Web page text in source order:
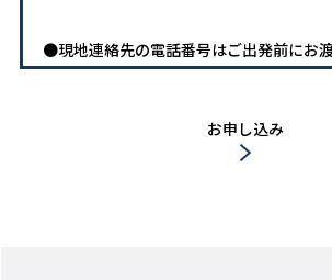
●現地連絡先の電話番号はご出発前にお
●航空会社の諸事情になどにより、予告
お申し込み